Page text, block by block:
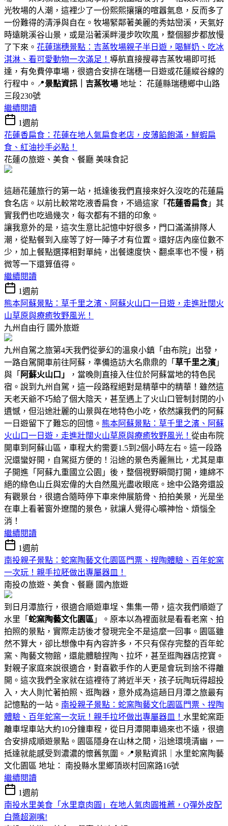
光牧場的人潮，這裡少了一份熙熙攘攘的喧囂氣息，反而多了
一份難得的清淨與自在。牧場緊鄰著美麗的秀姑巒溪，天氣好
時遠眺溪谷山景，或是沿著溪畔漫步吹吹風，整個腳步都放慢
了下來。 花蓮瑞穗景點：吉蒸牧場親子半日遊，喝鮮奶、吃冰
淇淋、看可愛動物一次滿足！ 導航直接搜尋吉蒸牧場即可抵
達，有免費停車場，很適合安排在瑞穗一日遊或花蓮縱谷線的
行程中。📍景點資訊｜吉蒸牧場 地址： 花蓮縣瑞穗鄉中山路
三段230號
繼續閱讀
1週前
花蓮香扁食：花蓮在地人氣扁食老店，皮薄餡飽滿，鮮蝦扁
食、紅油抄手必點！
花蓮の旅遊、美食、餐廳 美味食記
這趟花蓮旅行的第一站，抵達後我們直接來好久沒吃的花蓮扁
食名店。以前比較常吃液香扁食，不過這家「 花蓮香扁食」其
實我們也吃過幾次，每次都有不錯的印象。
讓我意外的是，這次生意比記憶中好很多，門口滿滿排隊人
潮，從點餐到入座等了好一陣子才有位置。還好店內座位數不
少，加上餐點選擇相對單純，出餐速度快、翻桌率也不慢，稍
微等一下還算值得。
繼續閱讀
1週前
熊本阿蘇景點：草千里之濱、阿蘇火山口一日遊，走進壯闊火
山草原與療癒牧野風光！
九州自由行 國外旅遊
九州自駕之旅第4天我們從夢幻的溫泉小鎮「由布院」出發，
一路自駕開車前往阿蘇，準備造訪大名鼎鼎的「 草千里之濱 」
與「 阿蘇火山口」
，當晚則直接入住位於阿蘇當地的特色民
宿。說到九州自駕，這一段路程絕對是精華中的精華！雖然這
天老天爺不巧給了個大陰天，甚至遇上了火山口管制封閉的小
遺憾，但沿途壯麗的山景與在地特色小吃，依然讓我們的阿蘇
一日遊留下了難忘的回憶。 熊本阿蘇景點：草千里之濱、阿蘇
火山口一日遊，走進壯闊火山草原與療癒牧野風光！ 從由布院
開車到阿蘇山區，車程大約需要1.5到2個小時左右。這一段路
況還蠻好開，自駕挺方便的！沿途的景色秀麗無比，尤其是車
子開進「阿蘇九重國立公園」後，整個視野瞬間打開，連綿不
絕的綠色山丘與宏偉的大自然風光盡收眼底。途中公路旁還設
有觀景台，很適合隨時停下車來伸展筋骨、拍拍美景，光是坐
在車上看著窗外遼闊的景色，就讓人覺得心曠神怡、煩惱全
消！
繼續閱讀
1週前
南投親子景點：蛇窯陶藝文化園區門票、捏陶體驗、百年蛇窯
一次玩！親手拉胚做出專屬器皿！
南投の旅遊、美食、餐廳 國內旅遊
到日月潭旅行，很適合順遊車埕、集集一帶，這次我們順遊了
水里「 蛇窯陶藝文化園區 」。原本以為裡面就是看看老窯、拍
拍照的景點，實際走訪後才發現完全不是這麼一回事。園區雖
然不算大，卻比想像中有內容許多，不只有保存完整的百年蛇
窯、陶藝文物館，還能體驗捏陶、拉坏，甚至逛陶器店挖寶。
對親子家庭來說很適合，對喜歡手作的人更是會玩到捨不得離
開。這次我們全家就在這裡待了將近半天，孩子玩陶玩得超投
入，大人則忙著拍照、逛陶器，意外成為這趟日月潭之旅最有
記憶點的一站。 南投親子景點：蛇窯陶藝文化園區門票、捏陶
體驗、百年蛇窯一次玩！親手拉坏做出專屬器皿！ 水里蛇窯距
離車埕車站大約10分鐘車程，從日月潭開車過來也不遠，很適
合安排成順遊景點。園區隱身在山林之間，沿途環境清幽，一
抵達就能感受到濃濃的懷舊氛圍。📍景點資訊｜水里蛇窯陶藝
文化園區 地址： 南投縣水里鄉頂崁村回窯路16號
繼續閱讀
1週前
南投水里美食「水里章肉圓」在地人氣肉圓推薦，Q彈外皮配
白醬超涮嘴!